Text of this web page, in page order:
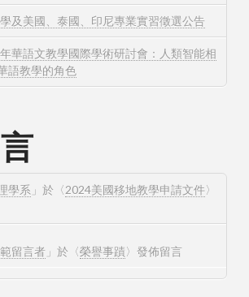
及美國、泰國、印尼專業實習徵選公告
華語文教學國際學術研討會：人類智能相
語教學的角色
學系 」於〈2024美國移地教學申請文件〉
留言者」於〈榮譽事蹟〉發佈留言